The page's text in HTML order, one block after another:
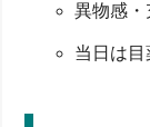
異物感・
当日は目